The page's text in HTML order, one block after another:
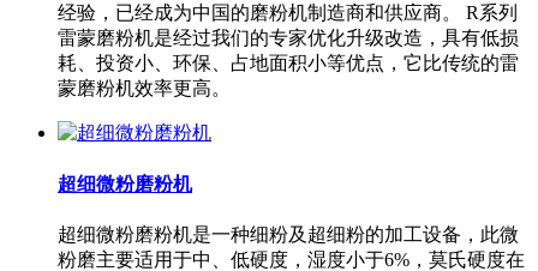
经验，已经成为中国的磨粉机制造商和供应商。 R系列
雷蒙磨粉机是经过我们的专家优化升级改造，具有低损
耗、投资小、环保、占地面积小等优点，它比传统的雷
蒙磨粉机效率更高。
超细微粉磨粉机
超细微粉磨粉机是一种细粉及超细粉的加工设备，此微
粉磨主要适用于中、低硬度，湿度小于6%，莫氏硬度在